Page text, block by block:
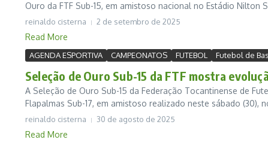
Ouro da FTF Sub-15, em amistoso nacional no Estádio Nilton
reinaldo cisterna 2 de setembro de 2025
Read More
AGENDA ESPORTIVA CAMPEONATOS FUTEBOL Futebol de
Seleção de Ouro Sub-15 da FTF mostra
A Seleção de Ouro Sub-15 da Federação Tocantinense de
Flapalmas Sub-17, em amistoso realizado neste sábado (30),
reinaldo cisterna 30 de agosto de 2025
Read More